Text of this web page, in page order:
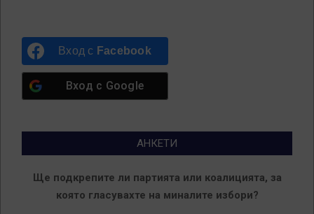
Вход с Facebook
Вход с Google
АНКЕТИ
Ще подкрепите ли партията или коалицията, за
която гласувахте на миналите избори?